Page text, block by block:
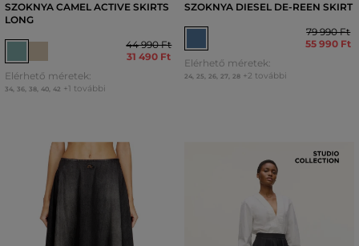
SZOKNYA CAMEL ACTIVE SKIRTS
LONG
44 990 Ft
31 490 Ft
Elérhető méretek:
34, 36, 38, 40, 42 +1 további
SZOKNYA DIESEL DE-REEN SKIRT
79 990 Ft
55 990 Ft
Elérhető méretek:
24, 25 26, 27 28 +2 további